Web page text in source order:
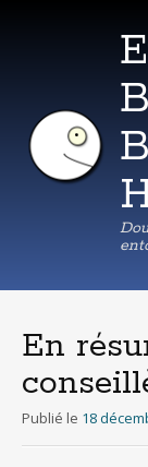
principal
En
Publié le 18